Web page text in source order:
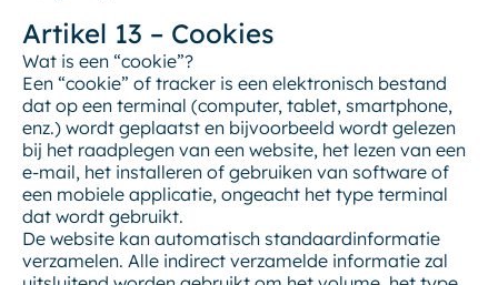
Artikel 13 – Cookies
Wat is een “cookie”?
Een “cookie” of tracker is een elektronisch bestand
dat op een terminal (computer, tablet, smartphone,
enz.) wordt geplaatst en bijvoorbeeld wordt gelezen
bij het raadplegen van een website, het lezen van een
e-mail, het installeren of gebruiken van software of
een mobiele applicatie, ongeacht het type terminal
dat wordt gebruikt.
De website kan automatisch standaardinformatie
verzamelen. Alle indirect verzamelde informatie zal